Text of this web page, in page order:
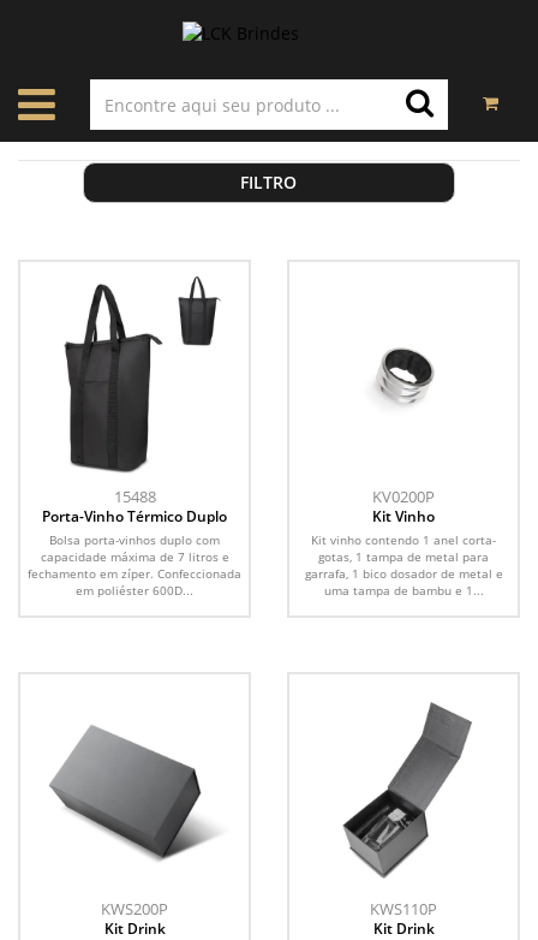
FILTRO
15488
Porta-Vinho Térmico Duplo
Bolsa porta-vinhos duplo com
capacidade máxima de 7 litros e
fechamento em zíper. Confeccionada
em poliéster 600D...
KV0200P
Kit Vinho
Kit vinho contendo 1 anel corta-
gotas, 1 tampa de metal para
garrafa, 1 bico dosador de metal e
uma tampa de bambu e 1...
KWS200P
Kit Drink
KWS110P
Kit Drink